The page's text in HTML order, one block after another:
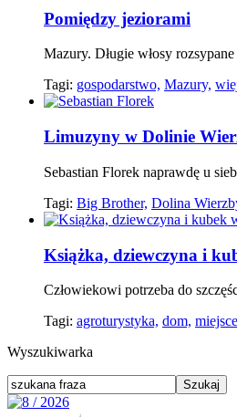
Pomiędzy jeziorami
Mazury. Długie włosy
Tagi: gospodarstwo, Mazury,
Limuzyny w Dolinie
Sebastian Florek naprawdę u
Tagi: Big Brother, Dolina
Książka, dziewczyna i
Człowiekowi potrzeba do
Tagi: agroturystyka, dom,
Wyszukiwarka